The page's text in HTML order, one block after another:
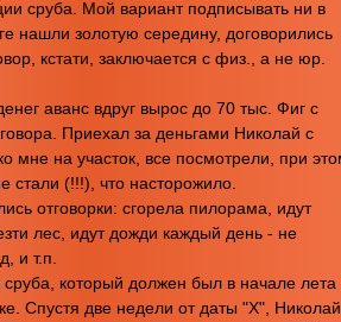
сруба. Мой вариант подписывать ни в
нашли золотую середину, договорились
кстати, заключается с физ., а не юр.
аванс вдруг вырос до 70 тыс. Фиг с
Приехал за деньгами Николай с
мне на участок, все посмотрели, при
стали (!!!), что насторожило.
отговорки: сгорела пилорама, идут
лес, идут дожди каждый день - не
и т.п.
сруба, который должен был в начале лета
Спустя две недели от даты "Х", Николай